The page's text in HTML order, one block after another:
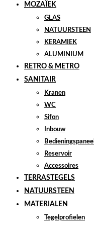
MOZAÏEK
GLAS
NATUURSTEEN
KERAMIEK
ALUMINIUM
RETRO & METRO
SANITAIR
Kranen
WC
Sifon
Inbouw
Bedieningspaneel
Reservoir
Accessoires
TERRASTEGELS
NATUURSTEEN
MATERIALEN
Tegelprofielen